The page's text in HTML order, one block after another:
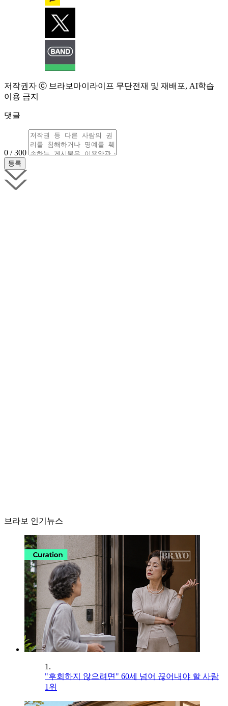
저작권자 ⓒ 브라보마이라이프 무단전재 및 재배포, AI학습
이용 금지
댓글
0 / 300
브라보 인기뉴스
1.
"후회하지 않으려면" 60세 넘어 끊어내야 할 사람
1위